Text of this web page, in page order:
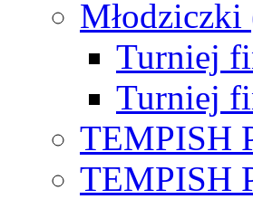
Turniej
Turniej
TEMPISH
TEMPISH